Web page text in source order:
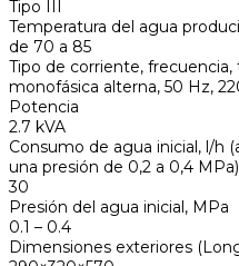
Tipo III
Temperatura del agua
de 70 a 85
Tipo de corriente, frecuencia,
monofásica alterna, 50 Hz,
Potencia
2.7 kVA
Consumo de agua inicial, l/h
una presión de 0,2 a 0,4 MPa)
30
Presión del agua inicial, MPa
0.1 – 0.4
Dimensiones exteriores